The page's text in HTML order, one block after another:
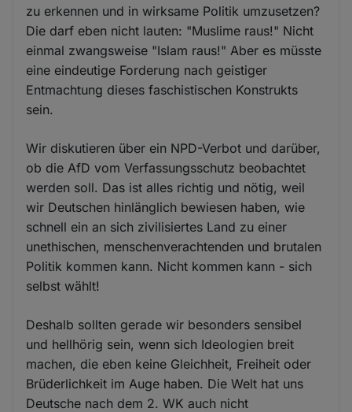
zu erkennen und in wirksame Politik umzusetzen?
Die darf eben nicht lauten: "Muslime raus!" Nicht
einmal zwangsweise "Islam raus!" Aber es müsste
eine eindeutige Forderung nach geistiger
Entmachtung dieses faschistischen Konstrukts
sein.
Wir diskutieren über ein NPD-Verbot und darüber,
ob die AfD vom Verfassungsschutz beobachtet
werden soll. Das ist alles richtig und nötig, weil
wir Deutschen hinlänglich bewiesen haben, wie
schnell ein an sich zivilisiertes Land zu einer
unethischen, menschenverachtenden und brutalen
Politik kommen kann. Nicht kommen kann - sich
selbst wählt!
Deshalb sollten gerade wir besonders sensibel
und hellhörig sein, wenn sich Ideologien breit
machen, die eben keine Gleichheit, Freiheit oder
Brüderlichkeit im Auge haben. Die Welt hat uns
Deutsche nach dem 2. WK auch nicht